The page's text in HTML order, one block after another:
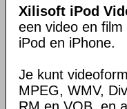
Xilisoft iPod
een video en
iPod en iPhone.
Je kunt
MPEG, WMV,